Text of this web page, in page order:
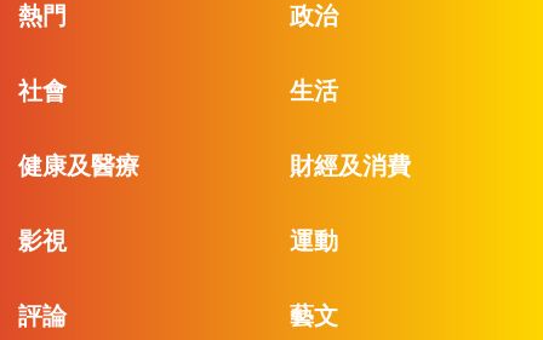
熱門 政治
社會 生活
健康及醫療 財經及消費
影視 運動
評論 藝文